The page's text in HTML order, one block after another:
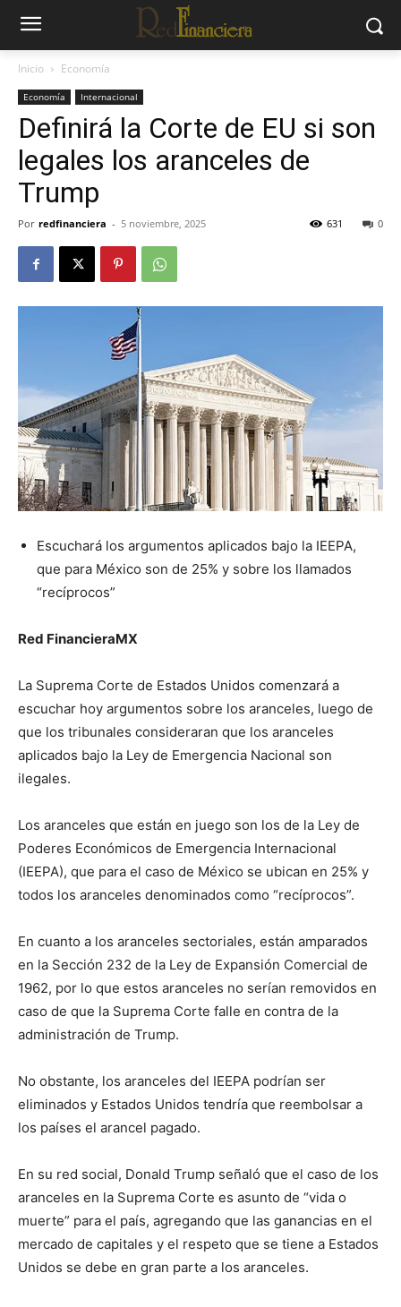
Inicio Economía
Economía Internacional
Definirá la Corte de EU si son
legales los aranceles de
Trump
Por redfinanciera - 5 noviembre, 2025 0
631
Escuchará los argumentos aplicados bajo la IEEPA,
que para México son de 25% y sobre los llamados
“recíprocos”
Red FinancieraMX
La Suprema Corte de Estados Unidos comenzará a
escuchar hoy argumentos sobre los aranceles, luego de
que los tribunales consideraran que los aranceles
aplicados bajo la Ley de Emergencia Nacional son
ilegales.
Los aranceles que están en juego son los de la Ley de
Poderes Económicos de Emergencia Internacional
(IEEPA), que para el caso de México se ubican en 25% y
todos los aranceles denominados como “recíprocos”.
En cuanto a los aranceles sectoriales, están amparados
en la Sección 232 de la Ley de Expansión Comercial de
1962, por lo que estos aranceles no serían removidos en
caso de que la Suprema Corte falle en contra de la
administración de Trump.
No obstante, los aranceles del IEEPA podrían ser
eliminados y Estados Unidos tendría que reembolsar a
los países el arancel pagado.
En su red social, Donald Trump señaló que el caso de los
aranceles en la Suprema Corte es asunto de “vida o
muerte” para el país, agregando que las ganancias en el
mercado de capitales y el respeto que se tiene a Estados
Unidos se debe en gran parte a los aranceles.